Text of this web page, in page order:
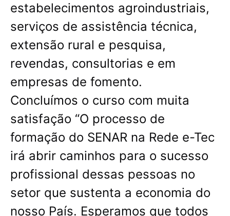
estabelecimentos agroindustriais,
serviços de assistência técnica,
extensão rural e pesquisa,
revendas, consultorias e em
empresas de fomento.
Concluímos o curso com muita
satisfação “O processo de
formação do SENAR na Rede e-Tec
irá abrir caminhos para o sucesso
profissional dessas pessoas no
setor que sustenta a economia do
nosso País. Esperamos que todos